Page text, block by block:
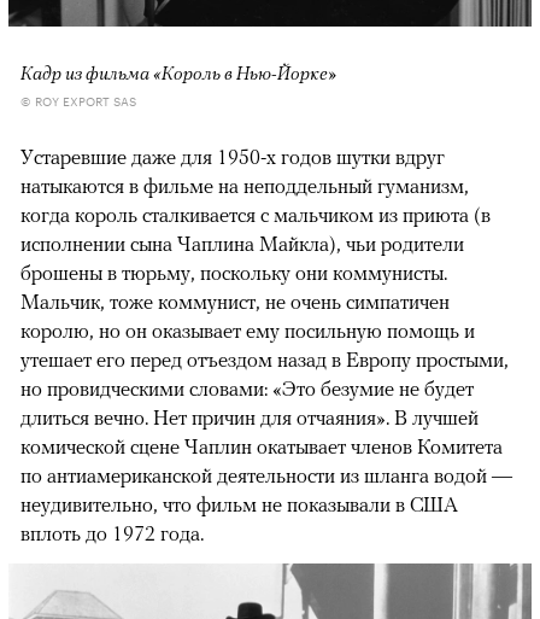
Кадр из фильма «Король в Нью-Йорке»
© ROY EXPORT SAS
Устаревшие даже для 1950-х годов шутки вдруг
натыкаются в фильме на неподдельный гуманизм,
когда король сталкивается с мальчиком из приюта (в
исполнении сына Чаплина Майкла), чьи родители
брошены в тюрьму, поскольку они коммунисты.
Мальчик, тоже коммунист, не очень симпатичен
королю, но он оказывает ему посильную помощь и
утешает его перед отъездом назад в Европу простыми,
но провидческими словами: «Это безумие не будет
длиться вечно. Нет причин для отчаяния». В лучшей
комической сцене Чаплин окатывает членов Комитета
по антиамериканской деятельности из шланга водой —
неудивительно, что фильм не показывали в США
вплоть до 1972 года.